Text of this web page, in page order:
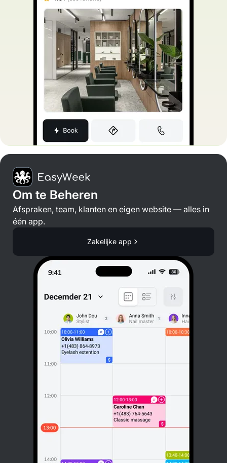
Om te Beheren
Afspraken, team, klanten en eigen website — alles in
één app.
Zakelijke app